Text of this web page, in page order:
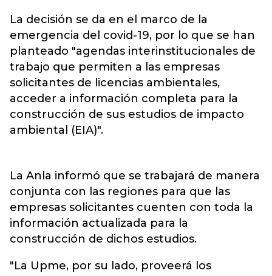
La decisión se da en el marco de la
emergencia del covid-19, por lo que se han
planteado "agendas interinstitucionales de
trabajo que permiten a las empresas
solicitantes de licencias ambientales,
acceder a información completa para la
construcción de sus estudios de impacto
ambiental (EIA)".
La Anla informó que se trabajará de manera
conjunta con las regiones para que las
empresas solicitantes cuenten con toda la
información actualizada para la
construcción de dichos estudios.
"La Upme, por su lado, proveerá los